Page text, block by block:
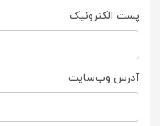
پست الکترونیک
آدرس وب‌سایت